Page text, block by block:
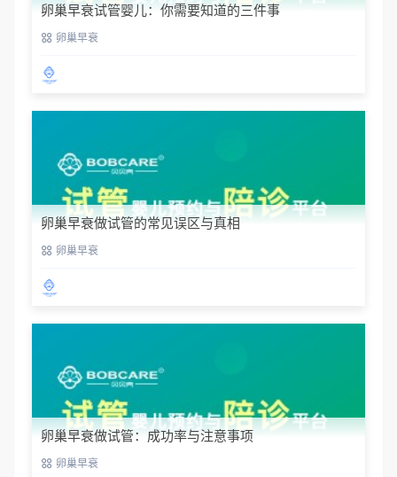
卵巢早衰试管婴儿：你需要知道的三件事
卵巢早衰
卵巢早衰做试管的常见误区与真相
卵巢早衰
卵巢早衰做试管：成功率与注意事项
卵巢早衰